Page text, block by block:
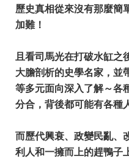
歷史真相從來沒有那麼簡
加難！
且看司馬光在打破水缸之
大膽剖析的史學名家，並
等多元面向深入了解～各
分合，背後都可能有各種
而歷代興衰、政變民亂、
利人和一擁而上的趕鴨子